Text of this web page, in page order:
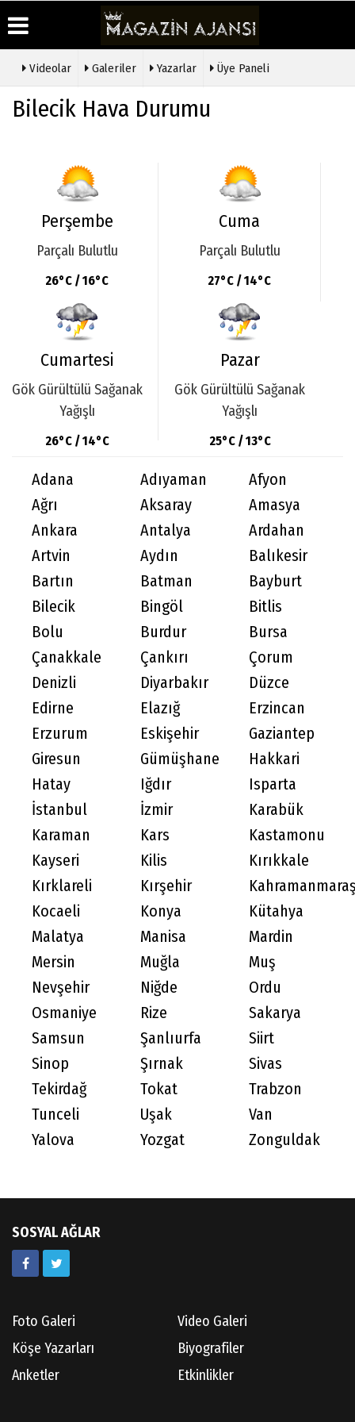
Üye Paneli
Haber
Arşivi
Günün
Haberleri
Durumu
Yazarları
Galeri
Etkinlikler
Videolar Galeriler Yazarlar Üye Paneli
Bilecik Hava Durumu
Perşembe
Parçalı Bulutlu
26°C / 16°C
Cuma
Parçalı Bulutlu
27°C / 14°C
Cumartesi
Gök Gürültülü Sağanak
Yağışlı
26°C / 14°C
Pazar
Gök Gürültülü Sağanak
Yağışlı
25°C / 13°C
Adana Adıyaman
Afyon
Ağrı
Aksaray
Amasya
Ankara
Antalya
Ardahan
Artvin
Aydın
Balıkesir
Bartın
Batman
Bayburt
Bilecik
Bingöl
Bitlis
Bolu
Burdur
Bursa
Çanakkale
Çankırı
Çorum
Denizli
Diyarbakır
Düzce
Edirne
Elazığ
Erzincan
Erzurum
Eskişehir
Gaziantep
Giresun
Gümüşhane
Hakkari
Hatay
Iğdır
Isparta
İstanbul
İzmir
Karabük
Karaman
Kars
Kastamonu
Kayseri
Kilis
Kırıkkale
Kırklareli
Kırşehir
Kocaeli
Konya
Kütahya
Malatya
Manisa
Mardin
Mersin
Muğla
Muş
Nevşehir
Niğde
Ordu
Osmaniye
Rize
Sakarya
Samsun
Şanlıurfa
Siirt
Sinop
Şırnak
Sivas
Tekirdağ
Tokat
Trabzon
Tunceli
Uşak
Van
Yalova
Yozgat Zonguldak
SOSYAL AĞLAR
Foto Galeri
Video Galeri
Köşe Yazarları
Biyografiler
Anketler
Etkinlikler